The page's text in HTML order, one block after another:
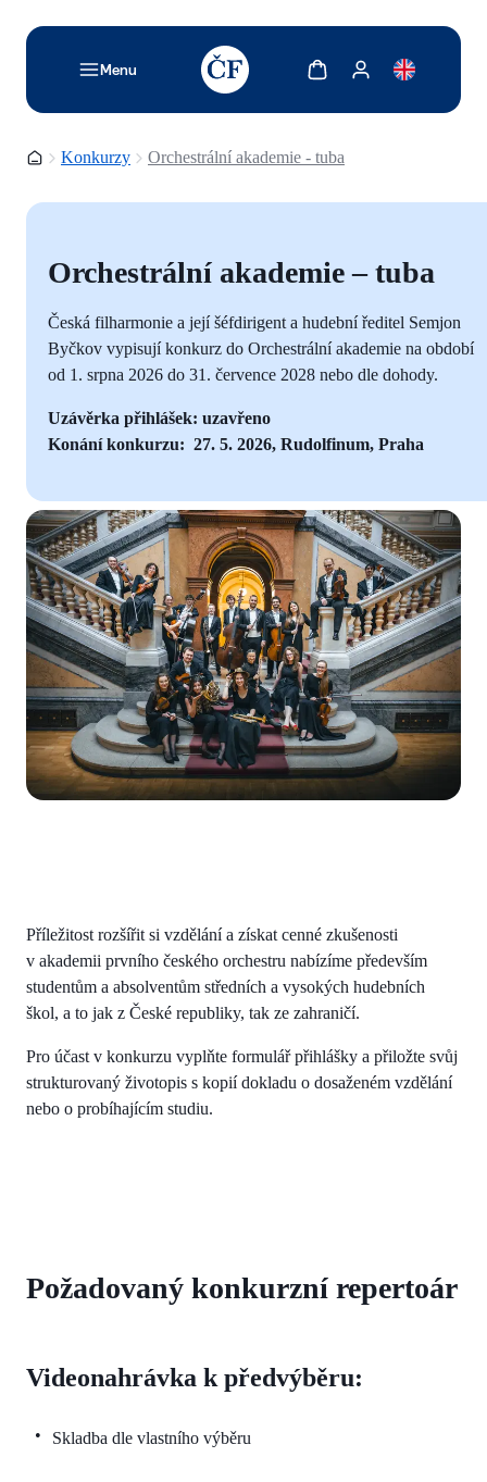
Menu
TODO: Add description for reader
Zobrazit košíkZobrazit můj účet
Domovská stránka
Konkurzy Orchestrální akademie - tuba
Orchestrální akademie – tuba
Česká filharmonie a její šéfdirigent a hudební ředitel Semjon
Byčkov vypisují konkurz do Orchestrální akademie na období
od 1. srpna 2026 do 31. července 2028 nebo dle dohody.
Uzávěrka přihlášek: uzavřeno
Konání konkurzu: 27. 5. 2026, Rudolfinum, Praha
Příležitost rozšířit si vzdělání a získat cenné zkušenosti
v akademii prvního českého orchestru nabízíme především
studentům a absolventům středních a vysokých hudebních
škol, a to jak z České republiky, tak ze zahraničí.
Pro účast v konkurzu vyplňte formulář přihlášky a přiložte svůj
strukturovaný životopis s kopií dokladu o dosaženém vzdělání
nebo o probíhajícím studiu.
Požadovaný konkurzní repertoár
Videonahrávka k předvýběru:
Skladba dle vlastního výběru